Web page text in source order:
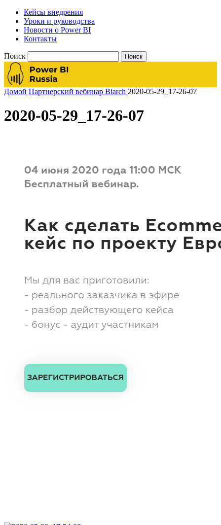
Кейсы внедрения
Уроки и руководства
Новости о Power BI
Контакты
Поиск
Домой Партнерский вебинар Biarch 2020-05-29_17-26-07
2020-05-29_17-26-07